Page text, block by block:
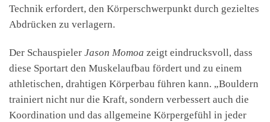
Technik erfordert, den Körperschwerpunkt durch gezieltes
Abdrücken zu verlagern.
Der Schauspieler Jason Momoa zeigt eindrucksvoll, dass
diese Sportart den Muskelaufbau fördert und zu einem
athletischen, drahtigen Körperbau führen kann. „Bouldern
trainiert nicht nur die Kraft, sondern verbessert auch die
Koordination und das allgemeine Körpergefühl in jeder